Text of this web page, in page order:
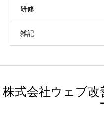
研修
雑記
株式会社ウェブ改